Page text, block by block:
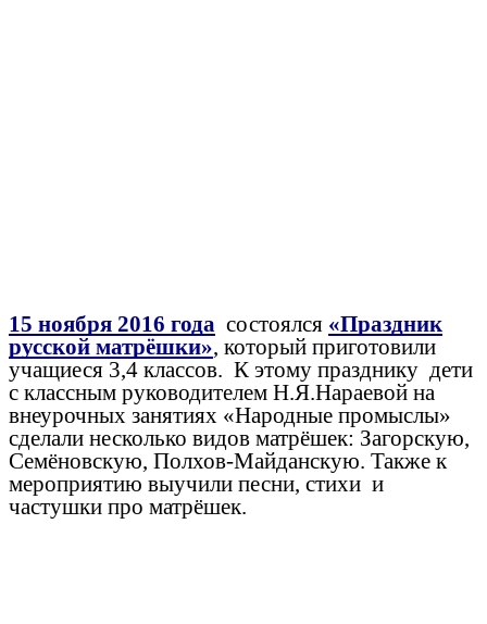
15 ноября 2016 года состоялся «Праздник
русской матрёшки», который приготовили
учащиеся 3,4 классов. К этому празднику дети
с классным руководителем Н.Я.Нараевой на
внеурочных занятиях «Народные промыслы»
сделали несколько видов матрёшек: Загорскую,
Семёновскую, Полхов-Майданскую. Также к
мероприятию выучили песни, стихи и
частушки про матрёшек.